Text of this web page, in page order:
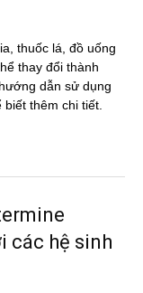
thuốc lá, đồ uống
thay đổi thành
dẫn sử dụng
thêm chi tiết.
các hệ sinh